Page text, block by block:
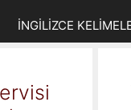
İNGİLİZCE